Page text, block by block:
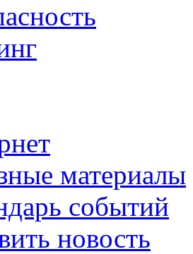
материалы
событий
новость